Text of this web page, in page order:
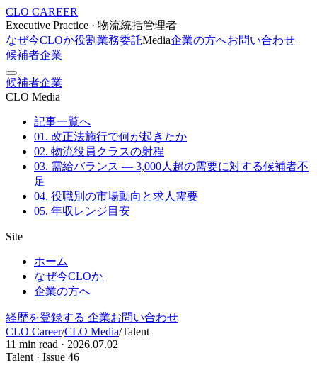
CLO CAREER
Executive Practice · 物流統括管理者
なぜ今CLOか役割業務委託Media企業の方へお問い合わせ
候補者企業
候補者企業
CLO Media
記事一覧へ
01. 改正法施行で何が起きたか
02. 物流役員クラスの射程
03. 需給バランス — 3,000人超の需要に対する候補者不
足
04. 役職別の市場動向と求人需要
05. 年収レンジ目安
Site
ホーム
なぜ今CLOか
企業の方へ
経歴を登録する 企業お問い合わせ
CLO Career/CLO Media/Talent
11 min read · 2026.07.02
Talent · Issue 46